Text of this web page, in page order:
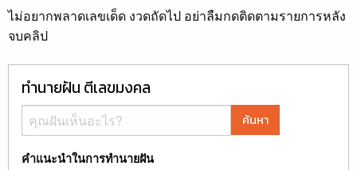
ไม่อยากพลาดเลขเด็ด งวดถัดไป อย่าลืมกดติดตามรายการหลัง
จบคลิป
ทำนายฝัน ตีเลขมงคล
ค้นหา
คำแนะนำในการทำนายฝัน